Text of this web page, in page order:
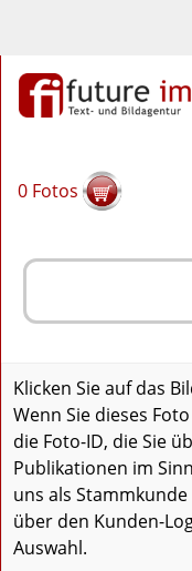
0 Fotos
Klicken Sie auf das
Wenn Sie dieses
die Foto-ID, die Sie
Publikationen im
uns als
über den Kunden-
Auswahl.